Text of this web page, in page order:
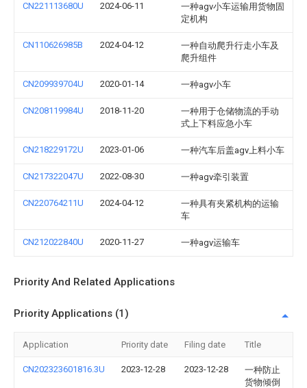
CN221113680U 2024-06-11
一种agv小车运输用货物固
定机构
CN110626985B 2024-04-12
一种自动爬升行走小车及
爬升组件
CN209939704U 2020-01-14 一种agv小车
CN208119984U 2018-11-20
一种用于仓储物流的手动
式上下料应急小车
CN218229172U 2023-01-06 一种汽车后盖agv上料小车
CN217322047U 2022-08-30 一种agv牵引装置
CN220764211U 2024-04-12
一种具有夹紧机构的运输
车
CN212022840U 2020-11-27 一种agv运输车
Priority And Related Applications
Priority Applications (1)
Application Priority date Filing date Title
CN202323601816.3U 2023-12-28 2023-12-28
一种防止
货物倾倒